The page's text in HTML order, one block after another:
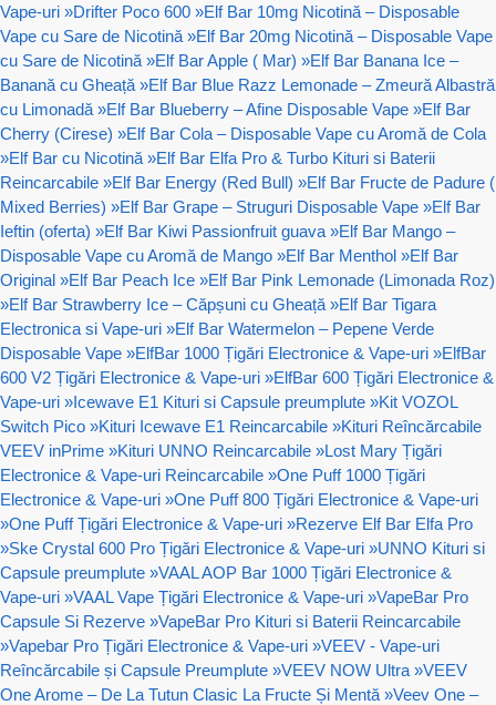
Vape-uri »Drifter Poco 600 »Elf Bar 10mg Nicotină – Disposable
Vape cu Sare de Nicotină »Elf Bar 20mg Nicotină – Disposable Vape
cu Sare de Nicotină »Elf Bar Apple ( Mar) »Elf Bar Banana Ice –
Banană cu Gheață »Elf Bar Blue Razz Lemonade – Zmeură Albastră
cu Limonadă »Elf Bar Blueberry – Afine Disposable Vape »Elf Bar
Cherry (Cirese) »Elf Bar Cola – Disposable Vape cu Aromă de Cola
»Elf Bar cu Nicotină »Elf Bar Elfa Pro & Turbo Kituri si Baterii
Reincarcabile »Elf Bar Energy (Red Bull) »Elf Bar Fructe de Padure (
Mixed Berries) »Elf Bar Grape – Struguri Disposable Vape »Elf Bar
Ieftin (oferta) »Elf Bar Kiwi Passionfruit guava »Elf Bar Mango –
Disposable Vape cu Aromă de Mango »Elf Bar Menthol »Elf Bar
Original »Elf Bar Peach Ice »Elf Bar Pink Lemonade (Limonada Roz)
»Elf Bar Strawberry Ice – Căpșuni cu Gheață »Elf Bar Tigara
Electronica si Vape-uri »Elf Bar Watermelon – Pepene Verde
Disposable Vape »ElfBar 1000 Țigări Electronice & Vape-uri »ElfBar
600 V2 Țigări Electronice & Vape-uri »ElfBar 600 Țigări Electronice &
Vape-uri »Icewave E1 Kituri si Capsule preumplute »Kit VOZOL
Switch Pico »Kituri Icewave E1 Reincarcabile »Kituri Reîncărcabile
VEEV inPrime »Kituri UNNO Reincarcabile »Lost Mary Țigări
Electronice & Vape-uri Reincarcabile »One Puff 1000 Țigări
Electronice & Vape-uri »One Puff 800 Țigări Electronice & Vape-uri
»One Puff Țigări Electronice & Vape-uri »Rezerve Elf Bar Elfa Pro
»Ske Crystal 600 Pro Țigări Electronice & Vape-uri »UNNO Kituri si
Capsule preumplute »VAAL AOP Bar 1000 Țigări Electronice &
Vape-uri »VAAL Vape Țigări Electronice & Vape-uri »VapeBar Pro
Capsule Si Rezerve »VapeBar Pro Kituri si Baterii Reincarcabile
»Vapebar Pro Țigări Electronice & Vape-uri »VEEV - Vape-uri
Reîncărcabile și Capsule Preumplute »VEEV NOW Ultra »VEEV
One Arome – De La Tutun Clasic La Fructe Și Mentă »Veev One –